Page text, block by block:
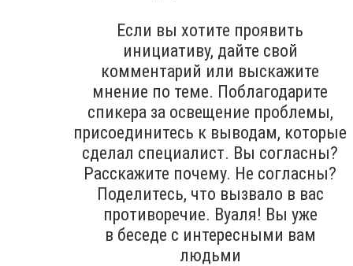
Если вы хотите проявить
инициативу, дайте свой
комментарий или выскажите
мнение по теме. Поблагодарите
спикера за освещение проблемы,
присоединитесь к выводам, которые
сделал специалист. Вы согласны?
Расскажите почему. Не согласны?
Поделитесь, что вызвало в вас
противоречие. Вуаля! Вы уже
в беседе с интересными вам
людьми